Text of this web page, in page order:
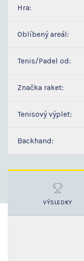
Hra:
Oblíbený areál:
Tenis/Padel od:
Značka raket:
Tenisový výplet:
Backhand:
VÝSLEDKY